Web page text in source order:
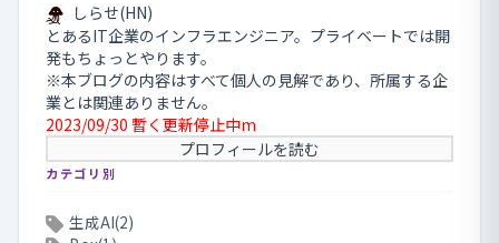
しらせ(HN)
とあるIT企業のインフラエンジニア。プライベートでは開
発もちょっとやります。
※本ブログの内容はすべて個人の見解であり、所属する企
業とは関連ありません。
2023/09/30 暫く更新停止中m
プロフィールを読む
カテゴリ別
生成AI(2)